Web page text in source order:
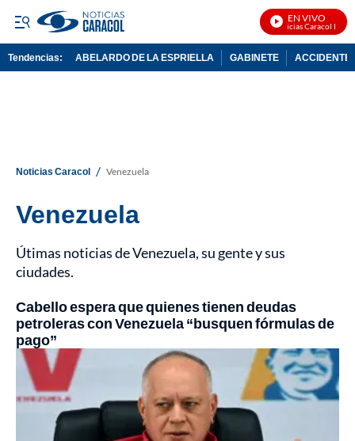
EN VIVO
Noticias Caracol En Vivo
Tendencias: ABELARDO DE LA ESPRIELLA GABINETE ACCIDENTE
Noticias Caracol / Venezuela
Venezuela
Útimas noticias de Venezuela, su gente y sus
ciudades.
Cabello espera que quienes tienen deudas
petroleras con Venezuela “busquen fórmulas de
pago”